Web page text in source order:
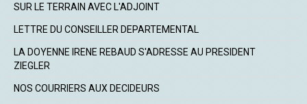
SUR LE TERRAIN AVEC L'ADJOINT
LETTRE DU CONSEILLER DEPARTEMENTAL
LA DOYENNE IRENE REBAUD S'ADRESSE AU PRESIDENT
ZIEGLER
NOS COURRIERS AUX DECIDEURS